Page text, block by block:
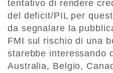
tentativo di rendere
del deficit/PIL per
da segnalare la
FMI sul rischio di una
starebbe interessando
Australia, Belgio,